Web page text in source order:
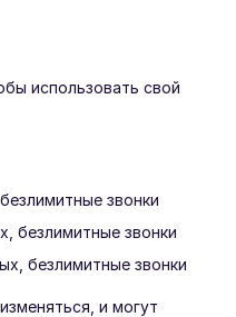
использовать свой
звонки
безлимитные звонки
безлимитные звонки
и могут